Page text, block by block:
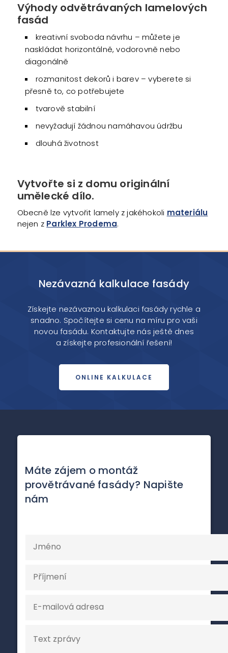
Výhody odvětrávaných lamelových
fasád
kreativní svoboda návrhu – můžete je
naskládat horizontálně, vodorovně nebo
diagonálně
rozmanitost dekorů i barev – vyberete si
přesně to, co potřebujete
tvarově stabilní
nevyžadují žádnou namáhavou údržbu
dlouhá životnost
Vytvořte si z domu originální
umělecké dílo.
Obecně lze vytvořit lamely z jakéhokoli materiálu
nejen z Parklex Prodema.
Nezávazná kalkulace fasády
Získejte nezávaznou kalkulaci fasády rychle a
snadno. Spočítejte si cenu na míru pro vaši
novou fasádu. Kontaktujte nás ještě dnes
a získejte profesionální řešení!
ONLINE KALKULACE
Máte zájem o montáž
provětrávané fasády? Napište
nám